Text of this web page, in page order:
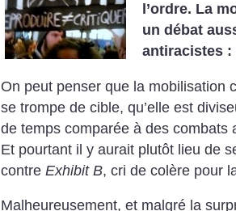
l’ordre. La
un débat
antiracistes :
On peut penser que la mobilisation
se trompe de cible, qu’elle est
de temps comparée à des combats
Et pourtant il y aurait plutôt lieu de
contre Exhibit B, cri de colère pour
Malheureusement, et malgré la